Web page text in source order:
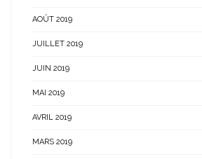
AOÛT 2019
JUILLET 2019
JUIN 2019
MAI 2019
AVRIL 2019
MARS 2019